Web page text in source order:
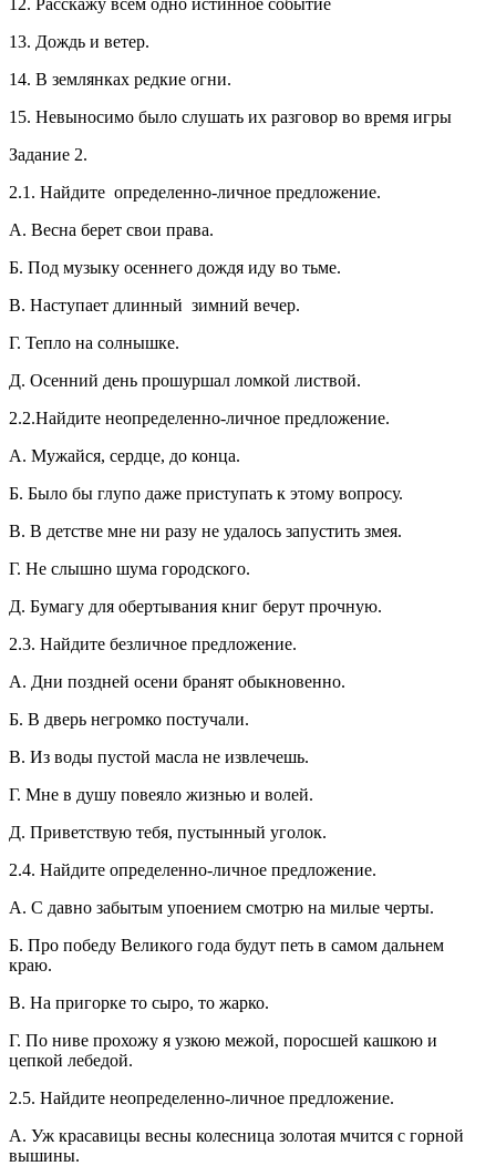
13. Дождь и ветер.
14. В землянках редкие огни.
15. Невыносимо было слушать их разговор во время игры
Задание 2.
2.1. Найдите определенно-личное предложение.
А. Весна берет свои права.
Б. Под музыку осеннего дождя иду во тьме.
В. Наступает длинный зимний вечер.
Г. Тепло на солнышке.
Д. Осенний день прошуршал ломкой листвой.
2.2.Найдите неопределенно-личное предложение.
А. Мужайся, сердце, до конца.
Б. Было бы глупо даже приступать к этому вопросу.
В. В детстве мне ни разу не удалось запустить змея.
Г. Не слышно шума городского.
Д. Бумагу для обертывания книг берут прочную.
2.3. Найдите безличное предложение.
А. Дни поздней осени бранят обыкновенно.
Б. В дверь негромко постучали.
В. Из воды пустой масла не извлечешь.
Г. Мне в душу повеяло жизнью и волей.
Д. Приветствую тебя, пустынный уголок.
2.4. Найдите определенно-личное предложение.
А. С давно забытым упоением смотрю на милые черты.
Б. Про победу Великого года будут петь в самом дальнем
краю.
В. На пригорке то сыро, то жарко.
Г. По ниве прохожу я узкою межой, поросшей кашкою и
цепкой лебедой.
2.5. Найдите неопределенно-личное предложение.
А. Уж красавицы весны колесница золотая мчится с горной
вышины.